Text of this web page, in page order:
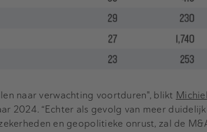
naar verwachting voortduren", blikt
2024. “Echter als gevolg van meer
en geopolitieke onrust, zal de